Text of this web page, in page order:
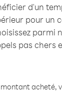
d'un
pour un
parmi
pas chers
montant acheté,